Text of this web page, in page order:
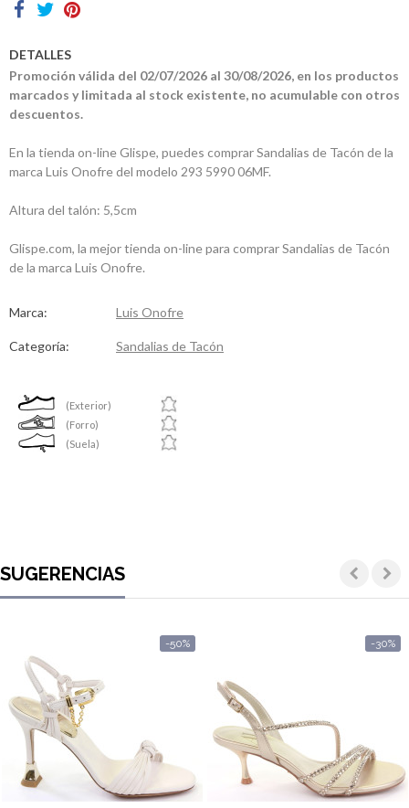
DETALLES
Promoción válida del 02/07/2026 al 30/08/2026, en los productos
marcados y limitada al stock existente, no acumulable con otros
descuentos.
En la tienda on-line Glispe, puedes comprar Sandalias de Tacón de la
marca Luis Onofre del modelo 293 5990 06MF.
Altura del talón: 5,5cm
Glispe.com, la mejor tienda on-line para comprar Sandalias de Tacón
de la marca Luis Onofre.
Marca: Luis Onofre
Categoría: Sandalias de Tacón
(Exterior)
(Forro)
(Suela)
SUGERENCIAS
-50% -30%